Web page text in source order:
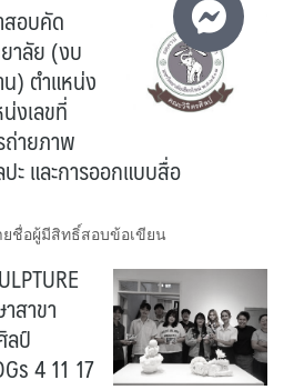
สอบคัด
าลัย (งบ
) ตำแหน่ง
งเลขที่
ถ่ายภาพ
ะ และการออกแบบสื่อ
ยชื่อผู้มีสิทธิ์สอบข้อเขียน
สาขา
ลป์
4 11 17